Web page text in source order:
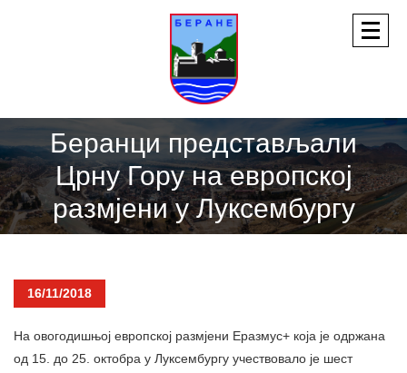
Беранци представљали
Црну Гору на европској
размјени у Луксембургу
16/11/2018
На овогодишњој европској размјени Еразмус+ која је одржана
од 15. до 25. октобра у Луксембургу учествовало је шест